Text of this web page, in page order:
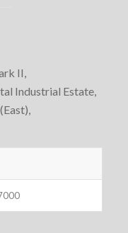
II,
Industrial Estate,